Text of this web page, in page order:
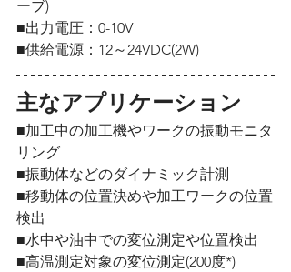
ーブ)
■出力電圧：0-10V
■供給電源：12～24VDC(2W)
主なアプリケーション
■加工中の加工機やワークの振動モニタ
リング
■振動体などのダイナミック計測
■移動体の位置決めや加工ワークの位置
検出
■水中や油中での変位測定や位置検出
■高温測定対象の変位測定(200度*)